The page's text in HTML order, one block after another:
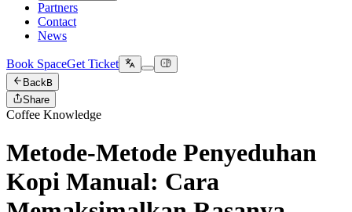
Partners
Contact
News
Book SpaceGet Ticket
BackB
Share
Coffee Knowledge
Metode-Metode Penyeduhan
Kopi Manual: Cara